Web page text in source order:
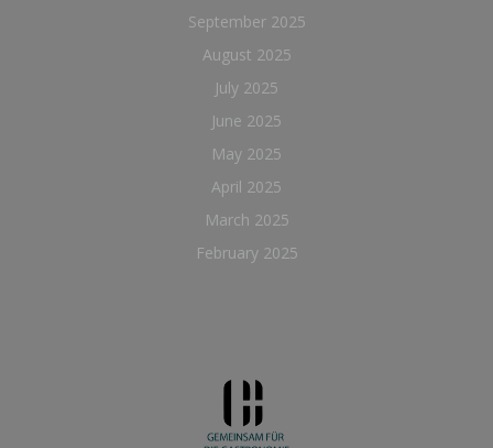
September 2025
August 2025
July 2025
June 2025
May 2025
April 2025
March 2025
February 2025